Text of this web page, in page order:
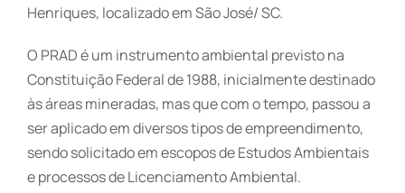
Henriques, localizado em São José/ SC.
O PRAD é um instrumento ambiental previsto na
Constituição Federal de 1988, inicialmente destinado
às áreas mineradas, mas que com o tempo, passou a
ser aplicado em diversos tipos de empreendimento,
sendo solicitado em escopos de Estudos Ambientais
e processos de Licenciamento Ambiental.